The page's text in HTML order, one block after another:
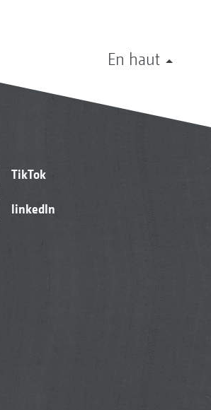
En haut
TikTok
linkedIn